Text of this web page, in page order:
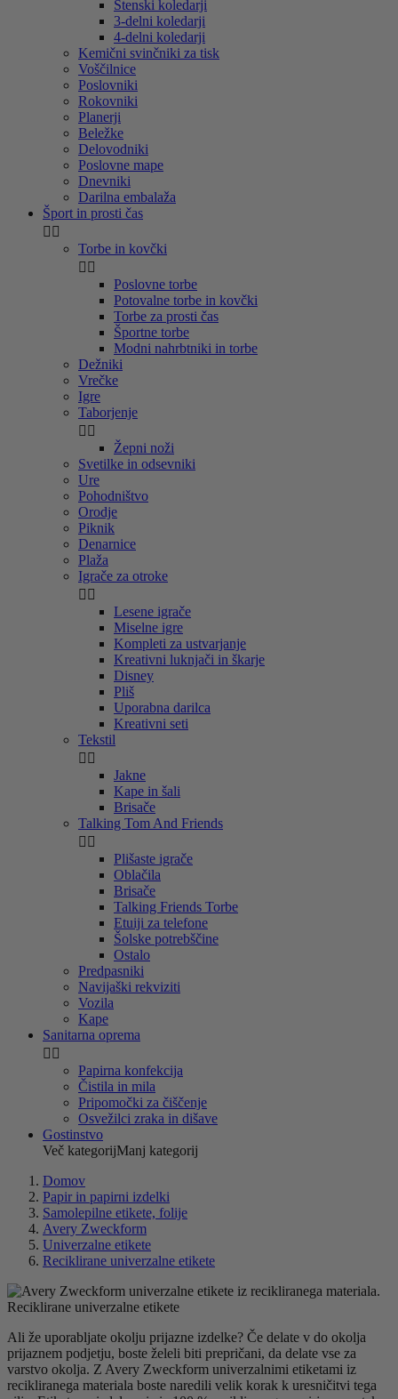
Stenski koledarji
3-delni koledarji
4-delni koledarji
Kemični svinčniki za tisk
Voščilnice
Poslovniki
Rokovniki
Planerji
Beležke
Delovodniki
Poslovne mape
Dnevniki
Darilna embalaža
Šport in prosti čas
 
Torbe in kovčki
 
Poslovne torbe
Potovalne torbe in kovčki
Torbe za prosti čas
Športne torbe
Modni nahrbtniki in torbe
Dežniki
Vrečke
Igre
Taborjenje
 
Žepni noži
Svetilke in odsevniki
Ure
Pohodništvo
Orodje
Piknik
Denarnice
Plaža
Igrače za otroke
 
Lesene igrače
Miselne igre
Kompleti za ustvarjanje
Kreativni luknjači in škarje
Disney
Pliš
Uporabna darilca
Kreativni seti
Tekstil
 
Jakne
Kape in šali
Brisače
Talking Tom And Friends
 
Plišaste igrače
Oblačila
Brisače
Talking Friends Torbe
Etuiji za telefone
Šolske potrebščine
Ostalo
Predpasniki
Navijaški rekviziti
Vozila
Kape
Sanitarna oprema
 
Papirna konfekcija
Čistila in mila
Pripomočki za čiščenje
Osvežilci zraka in dišave
Gostinstvo
Več kategorijManj kategorij
Domov
Papir in papirni izdelki
Samolepilne etikete, folije
Avery Zweckform
Univerzalne etikete
Reciklirane univerzalne etikete
Reciklirane univerzalne etikete
Ali že uporabljate okolju prijazne izdelke? Če delate v do okolja
prijaznem podjetju, boste želeli biti prepričani, da delate vse za
varstvo okolja. Z Avery Zweckform univerzalnimi etiketami iz
recikliranega materiala boste naredili velik korak k uresničitvi tega